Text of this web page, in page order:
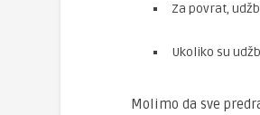
Za povrat,
Ukoliko su
Molimo da sve